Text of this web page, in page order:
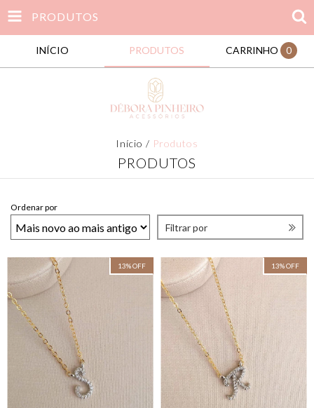
PRODUTOS
INÍCIO PRODUTOS CARRINHO 0
Início / Produtos
PRODUTOS
Ordenar por
Filtrar por
13%OFF 13%OFF